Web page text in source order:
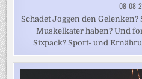
08-08-
Schadet Joggen den
Muskelkater haben? Und
Sixpack? Sport- und